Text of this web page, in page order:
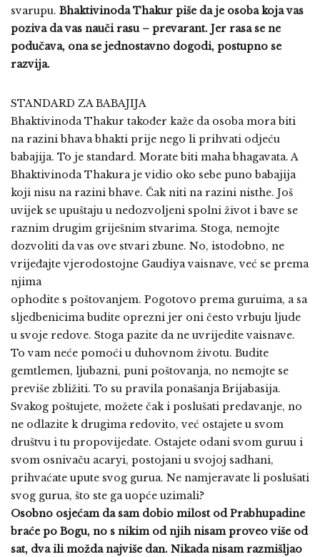
svarupu. Bhaktivinoda Thakur piše da je osoba koja vas
poziva da vas nauči rasu – prevarant. Jer rasa se ne
podučava, ona se jednostavno dogodi, postupno se
razvija.
STANDARD ZA BABAJIJA
Bhaktivinoda Thakur također kaže da osoba mora biti
na razini bhava bhakti prije nego li prihvati odjeću
babajija. To je standard. Morate biti maha bhagavata. A
Bhaktivinoda Thakura je vidio oko sebe puno babajija
koji nisu na razini bhave. Čak niti na razini nisthe. Još
uvijek se upuštaju u nedozvoljeni spolni život i bave se
raznim drugim griješnim stvarima. Stoga, nemojte
dozvoliti da vas ove stvari zbune. No, istodobno, ne
vrijeđajte vjerodostojne Gaudiya vaisnave, već se prema
njima
ophodite s poštovanjem. Pogotovo prema guruima, a sa
sljedbenicima budite oprezni jer oni često vrbuju ljude
u svoje redove. Stoga pazite da ne uvrijedite vaisnave.
To vam neće pomoći u duhovnom životu. Budite
gemtlemen, ljubazni, puni poštovanja, no nemojte se
previše zbližiti. To su pravila ponašanja Brijabasija.
Svakog poštujete, možete čak i poslušati predavanje, no
ne odlazite k drugima redovito, već ostajete u svom
društvu i tu propovijedate. Ostajete odani svom guruu i
svom osnivaču acaryi, postojani u svojoj sadhani,
prihvaćate upute svog gurua. Ne namjeravate li poslušati
svog gurua, što ste ga uopće uzimali?
Osobno osjećam da sam dobio milost od Prabhupadine
braće po Bogu, no s nikim od njih nisam proveo više od
sat, dva ili možda najviše dan. Nikada nisam razmišljao